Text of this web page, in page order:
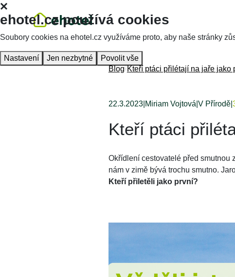
Blog Kteří ptáci přilétají na jaře jako
22.3.2023| Miriam Vojtová V Přírodě|
Kteří ptáci
Okřídlení cestovatelé před smutnou
nám v zimě bývá trochu smutno.
Kteří přiletěli jako první?
ehotel.cz používá cookies
Soubory cookies na ehotel.cz využíváme proto, aby naše stránky
Nastavení Jen nezbytné Povolit vše